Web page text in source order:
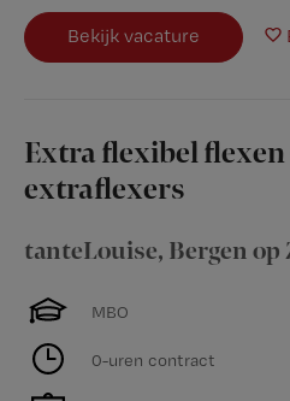
Bekijk vacature
Extra flexibel
extraflexers
tanteLouise, Bergen op
MBO
0-uren contract